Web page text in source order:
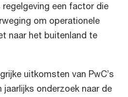
regelgeving een factor die
om operationele
naar het buitenland te
uitkomsten van PwC’s
jaarlijks onderzoek naar de